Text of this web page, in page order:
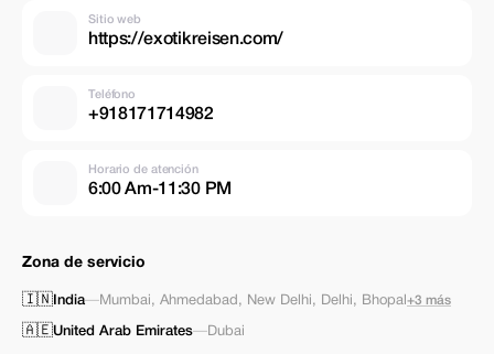
Sitio web
https://exotikreisen.com/
Teléfono
+918171714982
Horario de atención
6:00 Am-11:30 PM
Zona de servicio
🇮🇳 India—Mumbai, Ahmedabad , New Delhi, Delhi, Bhopal +3 más
🇦🇪United Arab Emirates—Dubai